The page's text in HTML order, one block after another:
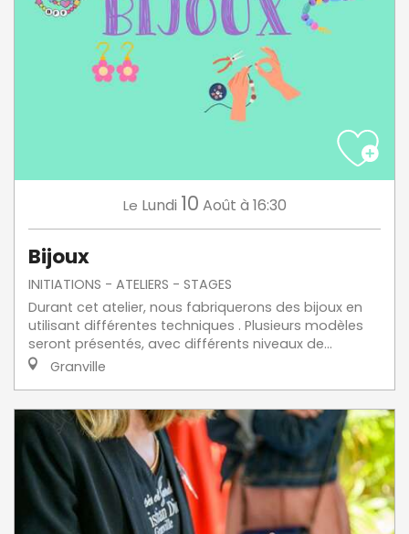
Le Lundi 10 Août à 16:30
Bijoux
INITIATIONS - ATELIERS - STAGES
Durant cet atelier, nous fabriquerons des bijoux en
utilisant différentes techniques . Plusieurs modèles
seront présentés, avec différents niveaux de...
Granville